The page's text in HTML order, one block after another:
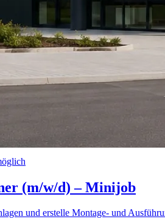
(m/w/d) – Minijob
und erstelle Montage- und